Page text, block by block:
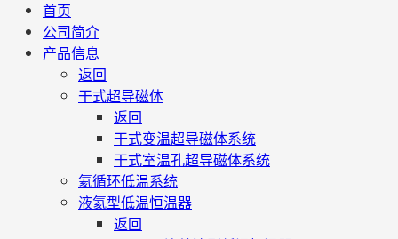
首页
公司简介
产品信息
返回
干式超导磁体
返回
干式变温超导磁体系统
干式室温孔超导磁体系统
氦循环低温系统
液氦型低温恒温器
返回